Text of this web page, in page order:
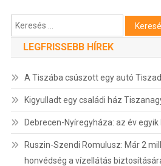
Keresés:
LEGFRISSEBB HÍREK
A Tiszába csúszott egy autó
Kigyulladt egy családi ház
Debrecen-Nyíregyháza: az év
Ruszin-Szendi Romulusz: Már 2
honvédség a vízellátás